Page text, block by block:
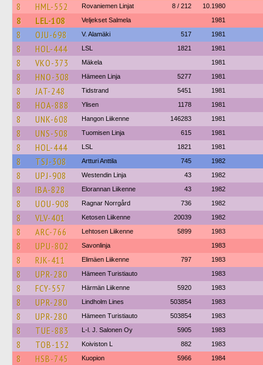
8 HML-552 Rovaniemen Linjat 8 / 212 10.1980
8 LEL-108 Veljekset Salmela 1981
8 OJU-698 V. Alamäki 517 1981
8 HOL-444 LSL 1821 1981
8 VKO-373 Mäkela 1981
8 HNO-308 Hämeen Linja 5277 1981
8 JAT-248 Tidstrand 5451 1981
8 HOA-888 Ylisen 1178 1981
8 UNK-608 Hangon Liikenne 146283 1981
8 UNS-508 Tuomisen Linja 615 1981
8 HOL-444 LSL 1821 1981
8 TSJ-308 Artturi Anttila 745 1982
8 UPJ-908 Westendin Linja 43 1982
8 IBA-828 Elorannan Liikenne 43 1982
8 UOU-908 Ragnar Norrgård 736 1982
8 VLV-401 Ketosen Liikenne 20039 1982
8 ARC-766 Lehtosen Liikenne 5899 1983
8 UPU-802 Savonlinja 1983
8 RJK-411 Elimäen Liikenne 797 1983
8 UPR-280 Hämeen Turistiauto 1983
8 FCY-557 Härmän Liikenne 5920 1983
8 UPR-280 Lindholm Lines 503854 1983
8 UPR-280 Hämeen Turistiauto 503854 1983
8 TUE-883 L-l. J. Salonen Oy 5905 1983
8 TOB-152 Koiviston L 882 1983
8 HSB-745 Kuopion 5966 1984